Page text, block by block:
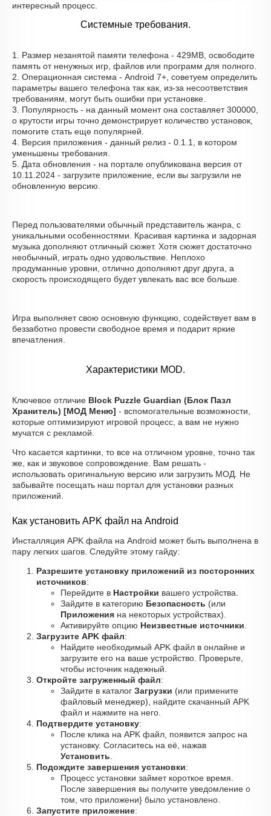
интересный процесс.
Системные требования.
1. Размер незанятой памяти телефона - 429MB, освободите
память от ненужных игр, файлов или программ для полного.
2. Операционная система - Android 7+, советуем определить
параметры вашего телефона так как, из-за несоответствия
требованиям, могут быть ошибки при установке.
3. Популярность - на данный момент она составляет 300000,
о крутости игры точно демонстрирует количество установок,
помогите стать еще популярней.
4. Версия приложения - данный релиз - 0.1.1, в котором
уменьшены требования.
5. Дата обновления - на портале опубликована версия от
10.11.2024 - загрузите приложение, если вы загрузили не
обновленную версию.
Перед пользователями обычный представитель жанра, с
уникальными особенностями. Красивая картинка и задорная
музыка дополняют отличный сюжет. Хотя сюжет достаточно
необычный, играть одно удовольствие. Неплохо
продуманные уровни, отлично дополняют друг друга, а
скорость происходящего будет увлекать вас все больше.
Игра выполняет свою основную функцию, содействует вам в
беззаботно провести свободное время и подарит яркие
впечатления.
Характеристики MOD.
Ключевое отличие Block Puzzle Guardian (Блок Пазл
Хранитель) [МОД Меню] - вспомогательные возможности,
которые оптимизируют игровой процесс, а вам не нужно
мучатся с рекламой.
Что касается картинки, то все на отличном уровне, точно так
же, как и звуковое сопровождение. Вам решать -
использовать оригинальную версию или загрузить МОД. Не
забывайте посещать наш портал для установки разных
приложений.
Как установить APK файл на Android
Инсталляция APK файла на Android может быть выполнена в
пару легких шагов. Следуйте этому гайду:
Разрешите установку приложений из посторонних
источников:
Перейдите в Настройки вашего устройства.
Зайдите в категорию Безопасность (или
Приложения на некоторых устройствах).
Активируйте опцию Неизвестные источники
Загрузите APK файл:
Найдите необходимый APK файл в онлайне и
загрузите его на ваше устройство. Проверьте,
чтобы источник надежный.
Откройте загруженный файл:
Зайдите в каталог Загрузки (или примените
файловый менеджер), найдите скачанный APK
файл и нажмите на него.
Подтвердите установку:
После клика на APK файл, появится запрос на
установку. Согласитесь на её, нажав
Установить
Подождите завершения установки:
Процесс установки займет короткое время.
После завершения вы получите уведомление о
том, что приложени} было установлено.
Запустите приложение: